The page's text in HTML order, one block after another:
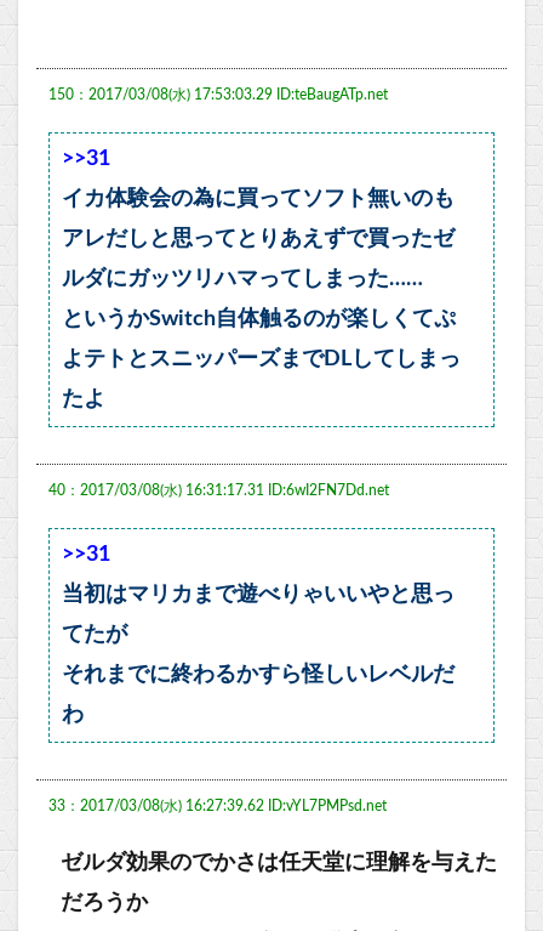
150：2017/03/08(水) 17:53:03.29 ID:teBaugATp.net
>>31
イカ体験会の為に買ってソフト無いのも
アレだしと思ってとりあえずで買ったゼ
ルダにガッツリハマってしまった……
というかSwitch自体触るのが楽しくてぷ
よテトとスニッパーズまでDLしてしまっ
たよ
40：2017/03/08(水) 16:31:17.31 ID:6wI2FN7Dd.net
>>31
当初はマリカまで遊べりゃいいやと思っ
てたが
それまでに終わるかすら怪しいレベルだ
わ
33：2017/03/08(水) 16:27:39.62 ID:vYL7PMPsd.net
ゼルダ効果のでかさは任天堂に理解を与えた
だろうか